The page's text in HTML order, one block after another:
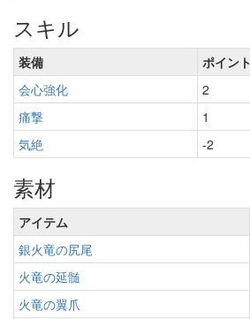
スキル
装備
ポイント
会心強化
2
痛撃
1
気絶
-2
素材
アイテム
銀火竜の尻尾
火竜の延髄
火竜の翼爪